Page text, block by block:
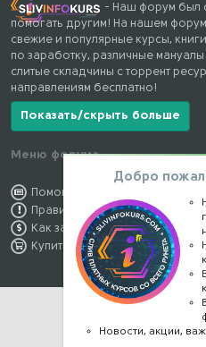
- Наш форум был
помогать другим! На нашем
свежие и популярные курсы,
по заработку, различные
слитые складчины с торрент
направлениям бесплатно!
Показать/скрыть больше
Меню форума
Помощь по форуму
Правила форума
Как заработать
Купить премиум
Добро
Новости, акции,